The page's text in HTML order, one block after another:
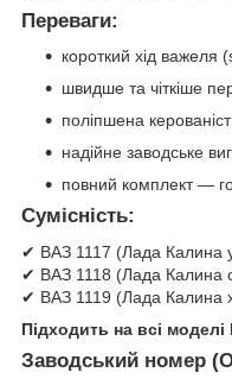
Переваги:
короткий хід важеля
швидше та чіткіше
поліпшена
надійне заводське
повний комплект —
Сумісність:
✔ ВАЗ 1117 (Лада Калина
✔ ВАЗ 1118 (Лада Калина
✔ ВАЗ 1119 (Лада Калина
Підходить на всі
Заводський номер